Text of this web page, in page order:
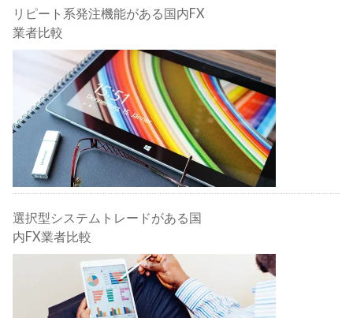
リピート系発注機能がある国内FX
業者比較
選択型システムトレードがある国
内FX業者比較